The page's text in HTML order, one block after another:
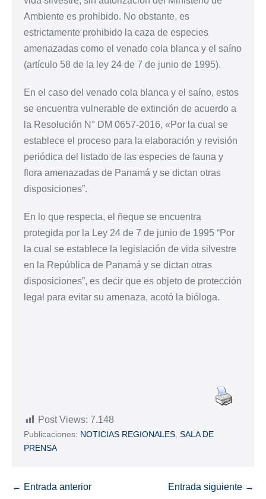
Ambiente es prohibido. No obstante, es
estrictamente prohibido la caza de especies
amenazadas como el venado cola blanca y el saíno
(artículo 58 de la ley 24 de 7 de junio de 1995).
En el caso del venado cola blanca y el saíno, estos
se encuentra vulnerable de extinción de acuerdo a
la Resolución N° DM 0657-2016, «Por la cual se
establece el proceso para la elaboración y revisión
periódica del listado de las especies de fauna y
flora amenazadas de Panamá y se dictan otras
disposiciones”.
En lo que respecta, el ñeque se encuentra
protegida por la Ley 24 de 7 de junio de 1995 “Por
la cual se establece la legislación de vida silvestre
en la República de Panamá y se dictan otras
disposiciones”, es decir que es objeto de protección
legal para evitar su amenaza, acotó la bióloga.
Post Views: 7.148
Publicaciones: NOTICIAS REGIONALES SALA DE
PRENSA
← Entrada anterior Entrada siguiente →